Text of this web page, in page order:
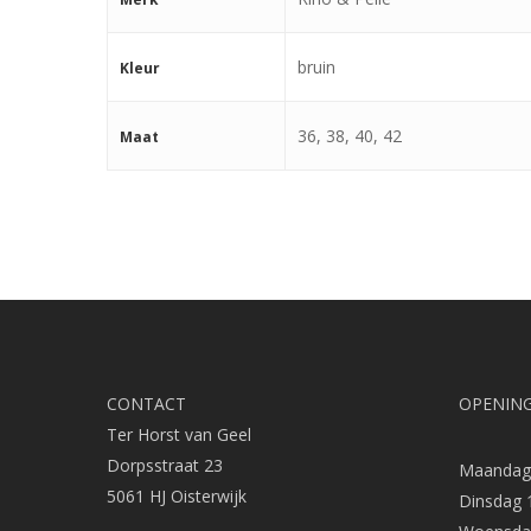
Kleur bruin
Maat 36, 38, 40, 42
CONTACT
Ter Horst van Geel
Dorpsstraat 23
5061 HJ Oisterwijk
Dinsdag